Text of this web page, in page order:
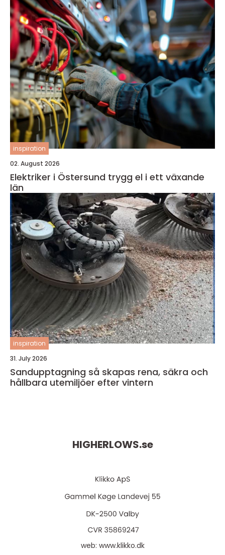
inspiration
02. August 2026
Elektriker i Östersund trygg el i ett växande
län
inspiration
31. July 2026
Sandupptagning så skapas rena, säkra och
hållbara utemiljöer efter vintern
HIGHERLOWS.se
web: www.klikko.dk